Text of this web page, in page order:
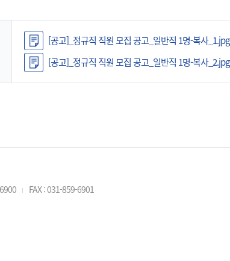
[공고]_정규직 직원 모집 공고_일반직 1명-복사_1.jpg
[공고]_정규직 직원 모집 공고_일반직 1명-복사_2.jpg
FAX : 031-859-6901